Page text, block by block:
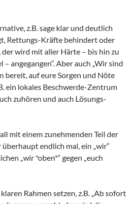
z.B. sage klar und deutlich
Rettungs-Kräfte behindert oder
wird mit aller Härte – bis hin zu
angegangen“. Aber auch „Wir sind
bereit, auf eure Sorgen und Nöte
ein lokales Beschwerde-Zentrum
zuhören und auch Lösungs-
mit einem zunehmenden Teil der
endlich mal, ein „wir“
„wir *oben*“ gegen „euch
Rahmen setzen, z.B. „Ab sofort